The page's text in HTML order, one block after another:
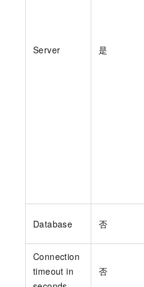
Server 是
Database 否
Connection
timeout in
否